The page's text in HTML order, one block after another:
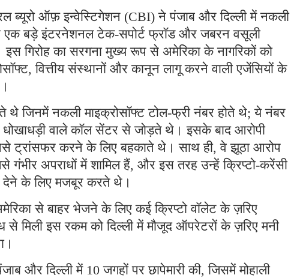
ब्यूरो ऑफ़ इन्वेस्टिगेशन (CBI) ने पंजाब और दिल्ली में नकली
बड़े इंटरनेशनल टेक-सपोर्ट फ्रॉड और जबरन वसूली
गिरोह का सरगना मुख्य रूप से अमेरिका के नागरिकों को
वित्तीय संस्थानों और कानून लागू करने वाली एजेंसियों के
थे जिनमें नकली माइक्रोसॉफ्ट टोल-फ्री नंबर होते थे; ये नंबर
रहे धोखाधड़ी वाले कॉल सेंटर से जोड़ते थे। इसके बाद आरोपी
ट्रांसफर करने के लिए बहकाते थे। साथ ही, वे झूठा आरोप
गंभीर अपराधों में शामिल हैं, और इस तरह उन्हें क्रिप्टो-करेंसी
देने के लिए मजबूर करते थे।
से बाहर भेजने के लिए कई क्रिप्टो वॉलेट के ज़रिए
से मिली इस रकम को दिल्ली में मौजूद ऑपरेटरों के ज़रिए मनी
और दिल्ली में 10 जगहों पर छापेमारी की, जिसमें मोहाली